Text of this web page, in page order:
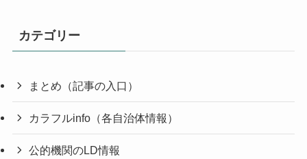
カテゴリー
まとめ（記事の入口）
カラフルinfo（各自治体情報）
公的機関のLD情報